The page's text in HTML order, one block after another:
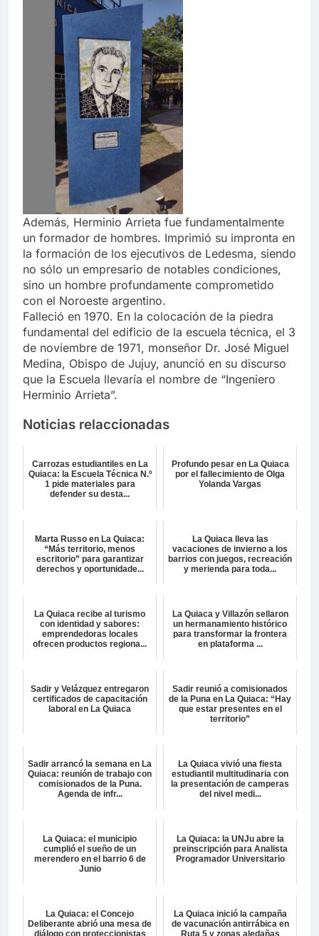
Además, Herminio Arrieta fue fundamentalmente
un formador de hombres. Imprimió su impronta en
la formación de los ejecutivos de Ledesma, siendo
no sólo un empresario de notables condiciones,
sino un hombre profundamente comprometido
con el Noroeste argentino.
Falleció en 1970. En la colocación de la piedra
fundamental del edificio de la escuela técnica, el 3
de noviembre de 1971, monseñor Dr. José Miguel
Medina, Obispo de Jujuy, anunció en su discurso
que la Escuela llevaría el nombre de “Ingeniero
Herminio Arrieta”.
Noticias relaccionadas
Carrozas estudiantiles en La
Quiaca: la Escuela Técnica N.º
1 pide materiales para
defender su desta...
Profundo pesar en La Quiaca
por el fallecimiento de Olga
Yolanda Vargas
Marta Russo en La Quiaca:
“Más territorio, menos
escritorio” para garantizar
derechos y oportunidade...
La Quiaca lleva las
vacaciones de invierno a los
barrios con juegos, recreación
y merienda para toda...
La Quiaca recibe al turismo
con identidad y sabores:
emprendedoras locales
ofrecen productos regiona...
La Quiaca y Villazón sellaron
un hermanamiento histórico
para transformar la frontera
en plataforma ...
Sadir y Velázquez entregaron
certificados de capacitación
laboral en La Quiaca
Sadir reunió a comisionados
de la Puna en La Quiaca: “Hay
que estar presentes en el
territorio”
Sadir arrancó la semana en La
Quiaca: reunión de trabajo con
comisionados de la Puna.
Agenda de infr...
La Quiaca vivió una fiesta
estudiantil multitudinaria con
la presentación de camperas
del nivel medi...
La Quiaca: el municipio
cumplió el sueño de un
merendero en el barrio 6 de
Junio
La Quiaca: la UNJu abre la
preinscripción para Analista
Programador Universitario
La Quiaca: el Concejo
Deliberante abrió una mesa de
La Quiaca inició la campaña
de vacunación antirrábica en